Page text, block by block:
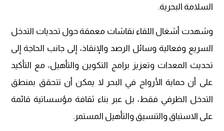
السلامة البحرية.
وشهدت أشغال اللقاء نقاشات معمقة حول تحديات التدخل
السريع وفعالية وسائل الرصد والإنقاذ، إلى جانب الحاجة إلى
تحديث المعدات وتعزيز برامج التكوين والتأهيل، مع التأكيد
على أن حماية الأرواح في البحر لا يمكن أن تتحقق بمنطق
التدخل الظرفي فقط، بل عبر بناء ثقافة مؤسساتية قائمة
على الاستباق والتنسيق والتأهيل المستمر.